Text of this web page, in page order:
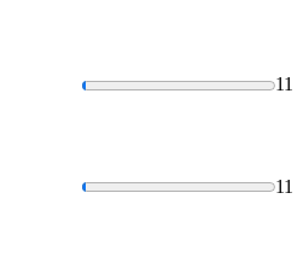
11
11